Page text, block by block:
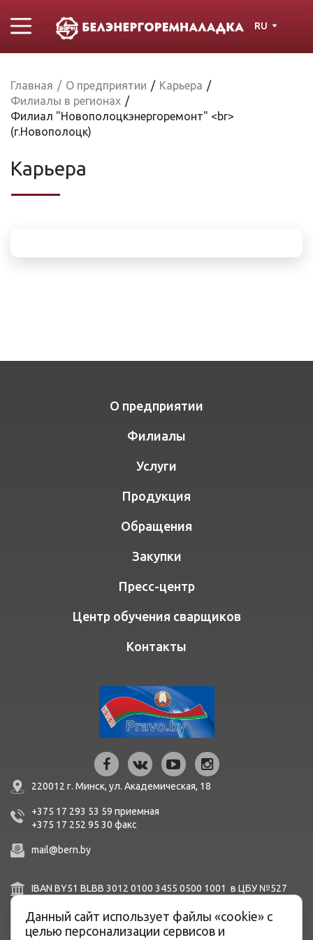
RU
Главная / О предприятии / Карьера /
Филиалы в регионах /
Филиал "Новополоцкэнергоремонт" <br>
(г.Новополоцк)
Карьера
О предприятии
Филиалы
Услуги
Продукция
Обращения
Закупки
Пресс-центр
Центр обучения сварщиков
Контакты
220012 г. Минск, ул. Академическая, 18
+375 17 293 53 59 приемная
+375 17 252 95 30 факc
mail@bern.by
IBAN BY51 BLBB 3012 0100 3455 0500 1001 в ЦБУ №527
8Н,
BIC BLBBBY2X
Данный сайт использует файлы «cookie» с
целью персонализации сервисов и